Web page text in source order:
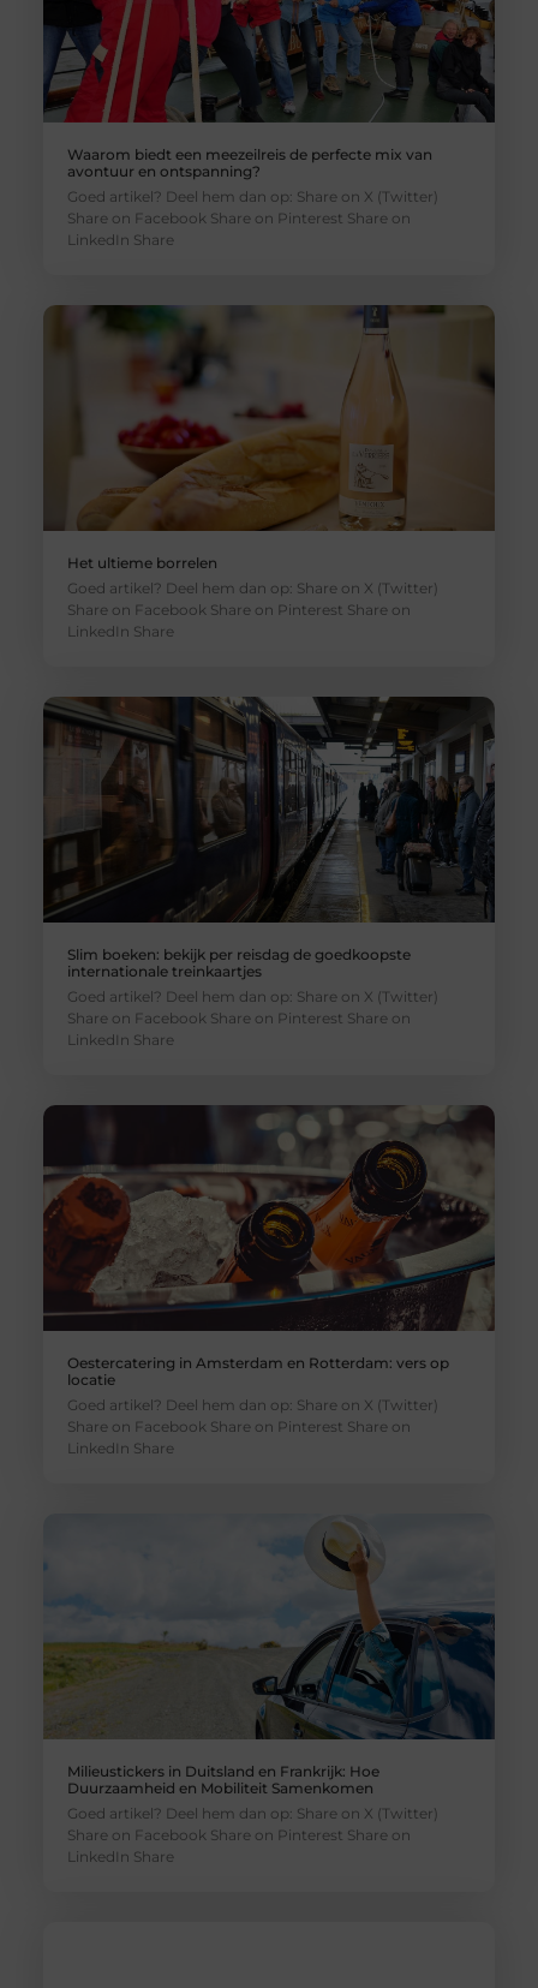
Waarom biedt een meezeilreis de perfecte mix van
avontuur en ontspanning?
Goed artikel? Deel hem dan op: Share on X (Twitter)
Share on Facebook Share on Pinterest Share on
LinkedIn Share
Het ultieme borrelen
Goed artikel? Deel hem dan op: Share on X (Twitter)
Share on Facebook Share on Pinterest Share on
LinkedIn Share
Slim boeken: bekijk per reisdag de goedkoopste
internationale treinkaartjes
Goed artikel? Deel hem dan op: Share on X (Twitter)
Share on Facebook Share on Pinterest Share on
LinkedIn Share
Oestercatering in Amsterdam en Rotterdam: vers op
locatie
Goed artikel? Deel hem dan op: Share on X (Twitter)
Share on Facebook Share on Pinterest Share on
LinkedIn Share
Milieustickers in Duitsland en Frankrijk: Hoe
Duurzaamheid en Mobiliteit Samenkomen
Goed artikel? Deel hem dan op: Share on X (Twitter)
Share on Facebook Share on Pinterest Share on
LinkedIn Share